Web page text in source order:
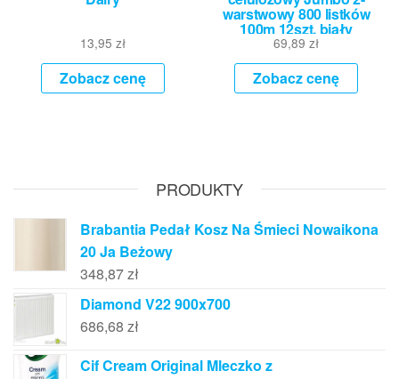
13,95 zł
Zobacz cenę
warstwowy 800 listków
100m 12szt. biały
69,89zł
Zobacz cenę
PRODUKTY
Brabantia Pedał Kosz Na Śmieci Nowaikona
20 Ja Beżowy
348,87zł
Diamond V22 900x700
686,68 zł
Cif Cream Original Mleczko z